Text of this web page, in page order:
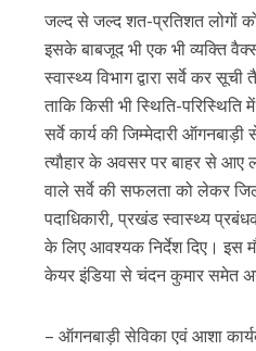
जल्द से जल्द शत-प्रतिशत लोगों
इसके बाबजूद भी एक भी व्यक्ति
स्वास्थ्य विभाग द्वारा सर्वे कर
ताकि किसी भी स्थिति-
सर्वे कार्य की जिम्मेदारी
त्यौहार के अवसर पर बाहर से आए
वाले सर्वे की सफलता को लेकर
पदाधिकारी, प्रखंड स्वास्थ्य
के लिए आवश्यक निर्देश दिए। इस
केयर इंडिया से चंदन कुमार समेत
– ऑगनबाड़ी सेविका एवं आशा